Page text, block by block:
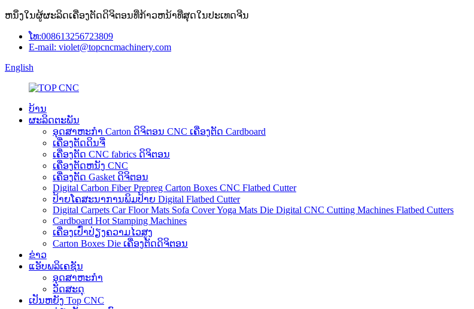
ຫນຶ່ງໃນຜູ້ຜະລິດເຄື່ອງຕັດດິຈິຕອນທີ່ກ້າວຫນ້າທີ່ສຸດໃນປະເທດຈີນ
ໂທ:008613256723809
E-mail: violet@topcncmachinery.com
English
ບ້ານ
ຜະລິດຕະພັນ
ອຸດສາຫະກໍາ Carton ດິຈິຕອນ CNC ເຄື່ອງຕັດ Cardboard
ເຄື່ອງຕັດດິນຈີ່
ເຄື່ອງຕັດ CNC fabrics ດິຈິຕອນ
ເຄື່ອງຕັດຫນັງ CNC
ເຄື່ອງຕັດ Gasket ດິຈິຕອນ
Digital Carbon Fiber Prepreg Carton Boxes CNC Flatbed Cutter
ປ້າຍໂຄສະນາການພິມປ້າຍ Digital Flatbed Cutter
Digital Carpets Car Floor Mats Sofa Cover Yoga Mats Die Digital CNC Cutting Machines Flatbed Cutters
Cardboard Hot Stamping Machines
ເຄື່ອງເປົ່າປ່ຽງຄວາມໄວສູງ
Carton Boxes Die ເຄື່ອງຕັດດິຈິຕອນ
ຂ່າວ
ແອັບພລິເຄຊັນ
ອຸດສາຫະກໍາ
ວັດສະດຸ
ເປັນຫຍັງ Top CNC